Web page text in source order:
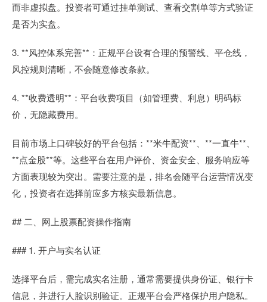
而非虚拟盘。投资者可通过挂单测试、查看交割单等方式验证
是否为实盘。
3. **风控体系完善**：正规平台设有合理的预警线、平仓线，
风控规则清晰，不会随意修改条款。
4. **收费透明**：平台收费项目（如管理费、利息）明码标
价，无隐藏费用。
目前市场上口碑较好的平台包括：**米牛配资**、**一直牛**、
**点金股**等。这些平台在用户评价、资金安全、服务响应等
方面表现较为突出。需要注意的是，排名会随平台运营情况变
化，投资者在选择前应多方核实最新信息。
## 二、网上股票配资操作指南
### 1. 开户与实名认证
选择平台后，需完成实名注册，通常需要提供身份证、银行卡
信息，并进行人脸识别验证。正规平台会严格保护用户隐私。